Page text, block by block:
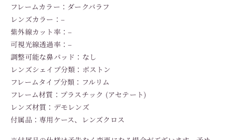
フレームカラー：ダークバラフ
レンズカラー：–
紫外線カット率：–
可視光線透過率：–
調整可能な鼻パッド：なし
レンズシェイプ分類：ボストン
フレームタイプ分類：フルリム
フレーム材質：プラスチック (アセテート)
レンズ材質：デモレンズ
付属品：専用ケース、レンズクロス